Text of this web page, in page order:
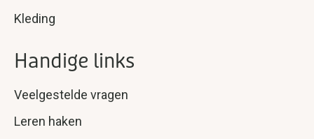
Kleding
Handige links
Veelgestelde vragen
Leren haken